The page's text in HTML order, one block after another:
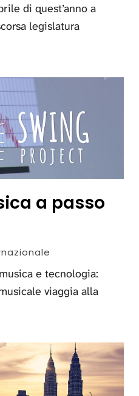
di quest’anno a
legislatura
a passo
e tecnologia:
viaggia alla